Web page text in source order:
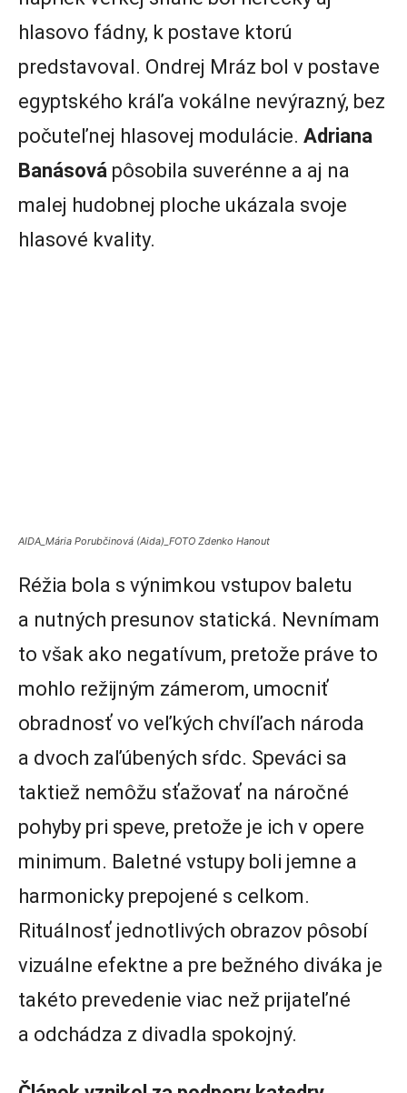
hlasovo fádny, k postave ktorú
predstavoval. Ondrej Mráz bol v postave
egyptského kráľa vokálne nevýrazný, bez
počuteľnej hlasovej modulácie. Adriana
Banásová pôsobila suverénne a aj na
malej hudobnej ploche ukázala svoje
hlasové kvality.
AIDA_Mária Porubčinová (Aida)_FOTO Zdenko Hanout
Réžia bola s výnimkou vstupov baletu
a nutných presunov statická. Nevnímam
to však ako negatívum, pretože práve to
mohlo režijným zámerom, umocniť
obradnosť vo veľkých chvíľach národa
a dvoch zaľúbených sŕdc. Speváci sa
taktiež nemôžu sťažovať na náročné
pohyby pri speve, pretože je ich v opere
minimum. Baletné vstupy boli jemne a
harmonicky prepojené s celkom.
Rituálnosť jednotlivých obrazov pôsobí
vizuálne efektne a pre bežného diváka je
takéto prevedenie viac než prijateľné
a odchádza z divadla spokojný.